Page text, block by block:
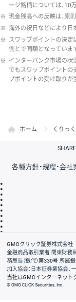
ージ銘柄については、10
※ 現金残高への反映は、原
※ 海外の祝日などにより日
※ スワップポイントの決定
側とで同額となっていま
※ インターバンク市場の状
でもスワップポイントの
プポイントの受け取りが
ホーム くりっ
SHARE
各種方針・規程・会社
会社案内
GMOクリック証券株式会社
金融商品取引業者 関東財務
務局長（銀代）第330号 所属
加入協会：日本証券業協会
当社はGMOインターネット
© GMO CLICK Securities, Inc.